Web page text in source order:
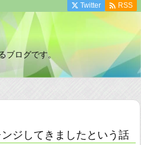
ブログです。
Twitter  RSS
ジしてきましたという話